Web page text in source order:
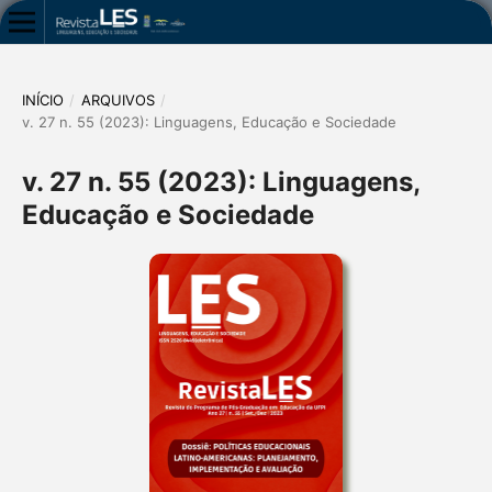
INÍCIO / ARQUIVOS /
v. 27 n. 55 (2023): Linguagens, Educação e Sociedade
v. 27 n. 55 (2023): Linguagens,
Educação e Sociedade